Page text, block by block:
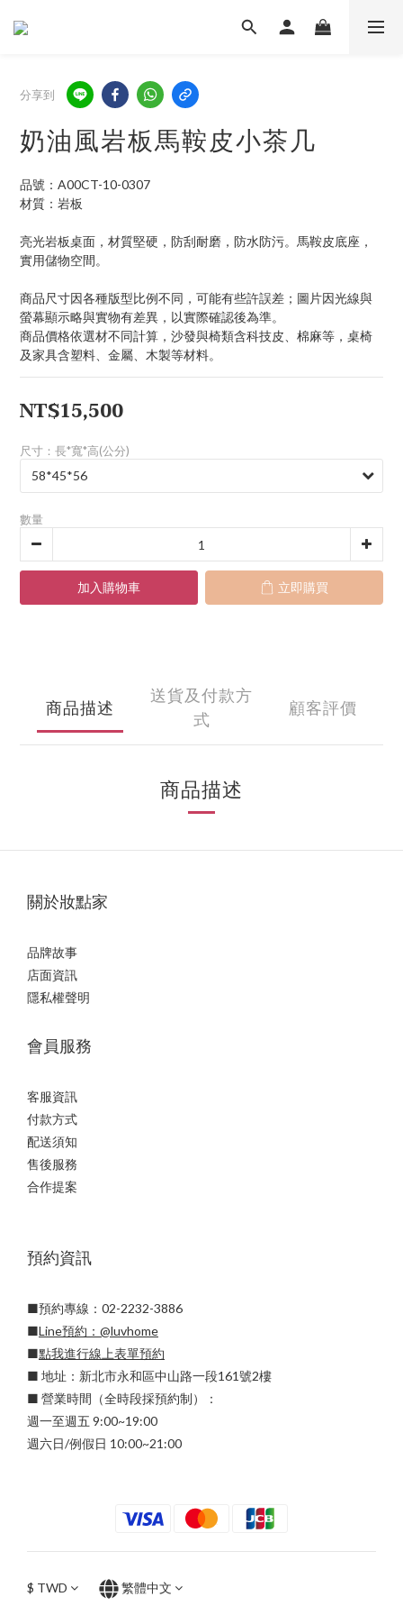
分享到
奶油風岩板馬鞍皮小茶几
品號：A00CT-10-0307
材質：岩板
亮光岩板桌面，材質堅硬，防刮耐磨，防水防污。馬鞍皮底座，
實用儲物空間。
商品尺寸因各種版型比例不同，可能有些許誤差；圖片因光線與
螢幕顯示略與實物有差異，以實際確認後為準。
商品價格依選材不同計算，沙發與椅類含科技皮、棉麻等，桌椅
及家具含塑料、金屬、木製等材料。
NT$15,500
尺寸：長*寬*高(公分)
數量
加入購物車 立即購買
商品描述
送貨及付款方
式
顧客評價
商品描述
關於妝點家
品牌故事
店面資訊
隱私權聲明
會員服務
客服資訊
付款方式
配送須知
售後服務
合作提案
預約資訊
■預約專線：02-2232-3886
■Line預約： @luvhome
■點我進行線上表單預約
■ 地址：新北市永和區中山路一段161號2樓
■ 營業時間（全時段採預約制）：
週一至週五 9:00~19:00
週六日/例假日 10:00~21:00
$ TWD 繁體中文